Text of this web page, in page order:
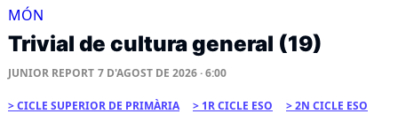
MÓN
Trivial de cultura general (19)
JUNIOR REPORT 7 D'AGOST DE 2026 · 6:00
CICLE SUPERIOR DE PRIMÀRIA 1R CICLE ESO
2N CICLE ESO